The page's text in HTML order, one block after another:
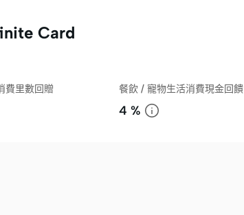
Card
費里數回贈 餐飲 / 寵物生活消費現金回饋
4 %